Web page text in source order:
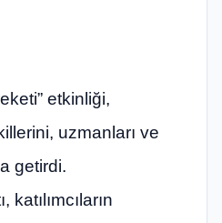
etkinliği,
uzmanları ve
getirdi.
katılımcıların